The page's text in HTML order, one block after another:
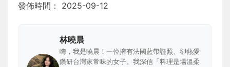
發佈時間： 2025-09-12
林曉晨
嗨，我是曉晨！一位擁有法國藍帶證照、卻熱愛
鑽研台灣家常味的女子。我深信「料理是場溫柔